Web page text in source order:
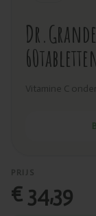
Vitamine C
PRIJS
€ 34,39